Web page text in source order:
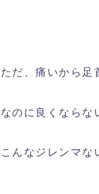
ただ、痛いから足
なのに良くならな
こんなジレンマな